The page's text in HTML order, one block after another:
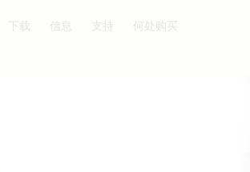
下载 信息 支持 何处购买